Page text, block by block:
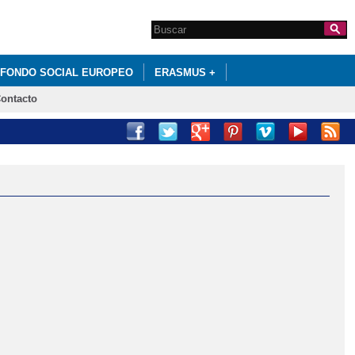
Formulario de
búsqueda
Search this site
FONDO SOCIAL EUROPEO ERASMUS +